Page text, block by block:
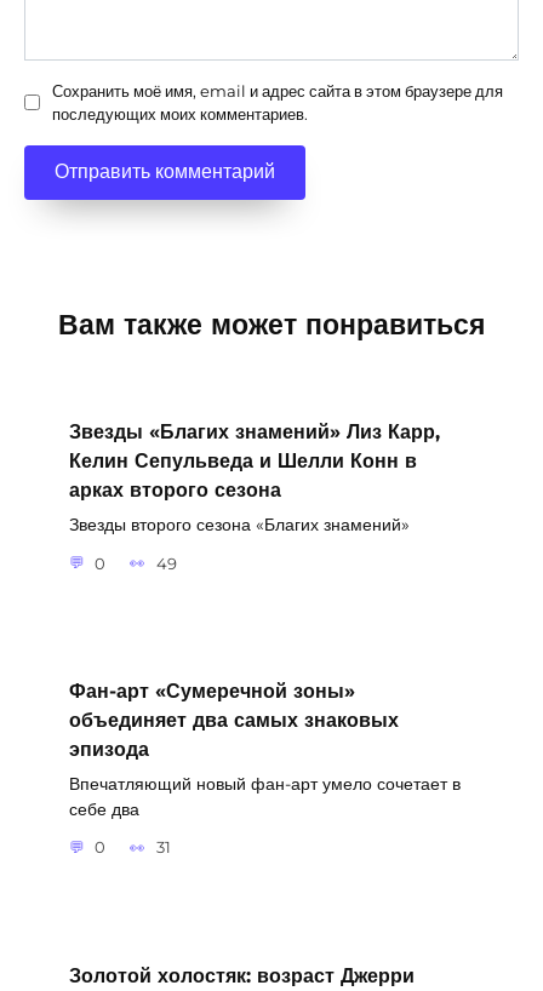
Сохранить моё имя, email и адрес сайта в этом браузере для
последующих моих комментариев.
Вам также может понравиться
Звезды «Благих знамений» Лиз Карр,
Келин Сепульведа и Шелли Конн в
арках второго сезона
Звезды второго сезона «Благих знамений»
0 49
Фан-арт «Сумеречной зоны»
объединяет два самых знаковых
эпизода
Впечатляющий новый фан-арт умело сочетает в
себе два
0 31
Золотой холостяк: возраст Джерри